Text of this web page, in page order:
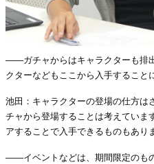
――ガチャからはキャラクターも排
クターなどもここから入手すること
池田：キャラクターの登場の仕方は
チャから登場することは考えていま
アすることで入手できるものもあり
――イベントなどは、期間限定のも